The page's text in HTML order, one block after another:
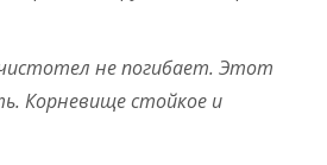
не погибает. Этот
Корневище стойкое и